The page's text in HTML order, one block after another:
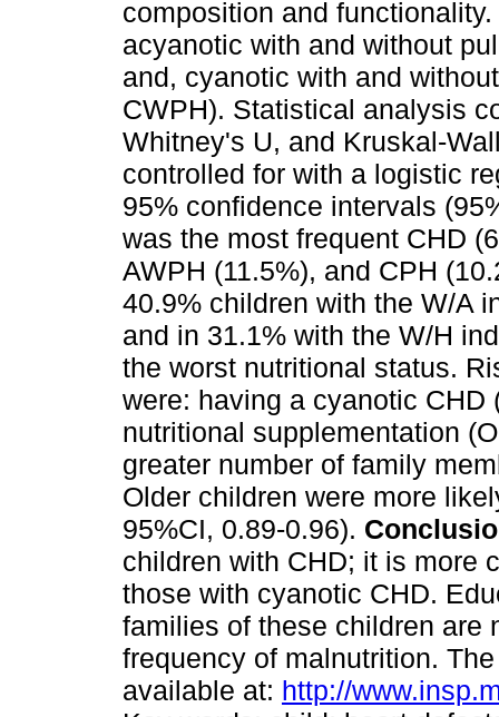
composition and
acyanotic with and without
and, cyanotic with and
CWPH). Statistical analysis
Whitney's U, and Kruskal-
controlled for with a logistic
95% confidence intervals
was the most frequent CHD
AWPH (11.5%), and CPH
40.9% children with the W/A
and in 31.1% with the W/H
the worst nutritional status.
were: having a cyanotic CHD
nutritional supplementation
greater number of family
Older children were more
95%CI, 0.89-0.96).
children with CHD; it is more
those with cyanotic CHD.
families of these children are
frequency of malnutrition.
available at: http://